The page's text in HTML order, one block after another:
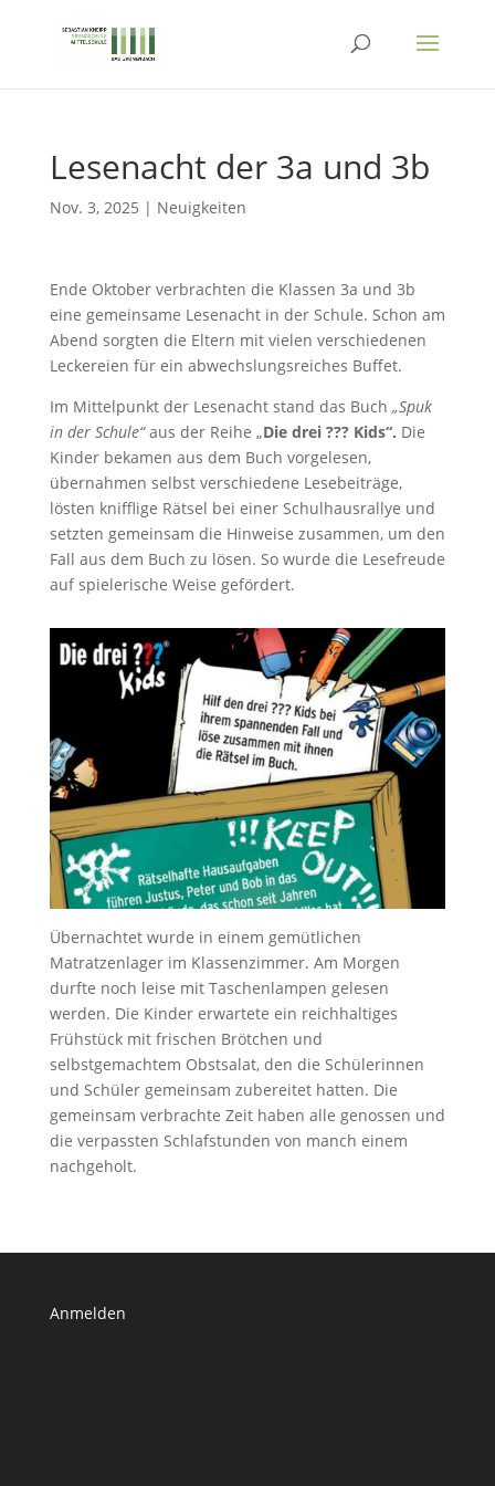
Lesenacht der 3a und 3b
Nov. 3, 2025 | Neuigkeiten
Ende Oktober verbrachten die Klassen 3a und 3b
eine gemeinsame Lesenacht in der Schule. Schon am
Abend sorgten die Eltern mit vielen verschiedenen
Leckereien für ein abwechslungsreiches Buffet.
Im Mittelpunkt der Lesenacht stand das Buch „Spuk
in der Schule“aus der Reihe „Die drei ??? Kids“. Die
Kinder bekamen aus dem Buch vorgelesen,
übernahmen selbst verschiedene Lesebeiträge,
lösten knifflige Rätsel bei einer Schulhausrallye und
setzten gemeinsam die Hinweise zusammen, um den
Fall aus dem Buch zu lösen. So wurde die Lesefreude
auf spielerische Weise gefördert.
Übernachtet wurde in einem gemütlichen
Matratzenlager im Klassenzimmer. Am Morgen
durfte noch leise mit Taschenlampen gelesen
werden. Die Kinder erwartete ein reichhaltiges
Frühstück mit frischen Brötchen und
selbstgemachtem Obstsalat, den die Schülerinnen
und Schüler gemeinsam zubereitet hatten. Die
gemeinsam verbrachte Zeit haben alle genossen und
die verpassten Schlafstunden von manch einem
nachgeholt.
Anmelden